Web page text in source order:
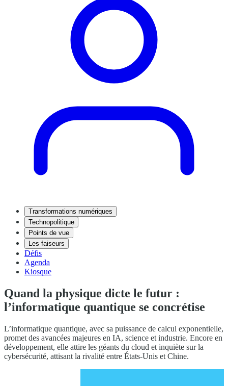
Transformations numériques
Technopolitique
Points de vue
Les faiseurs
Défis
Agenda
Kiosque
Quand la physique dicte le futur :
l’informatique quantique se concrétise
L’informatique quantique, avec sa puissance de calcul exponentielle,
promet des avancées majeures en IA, science et industrie. Encore en
développement, elle attire les géants du cloud et inquiète sur la
cybersécurité, attisant la rivalité entre États-Unis et Chine.